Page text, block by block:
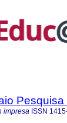
impresa ISSN